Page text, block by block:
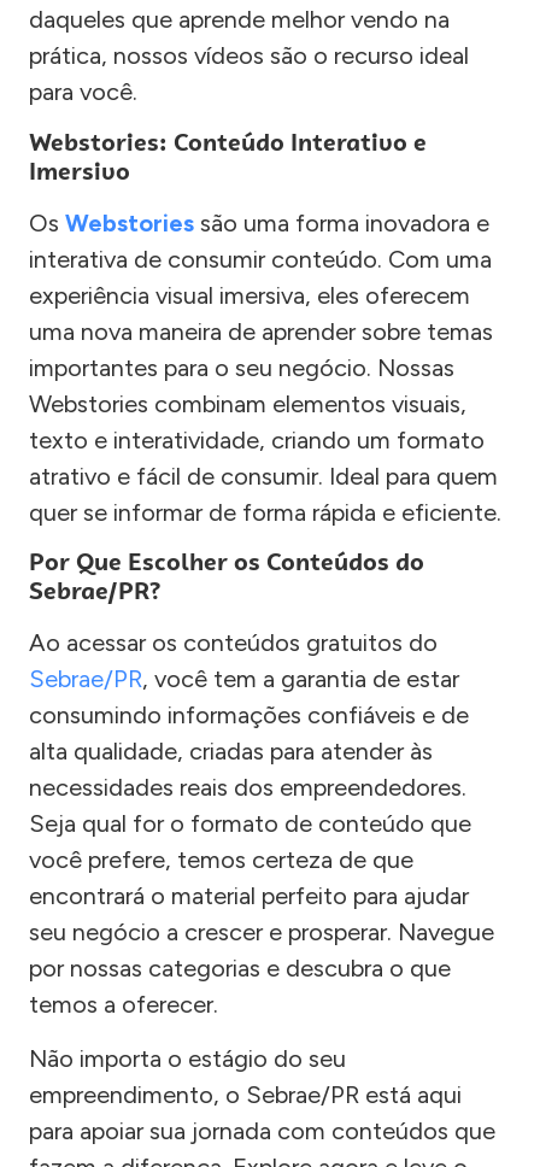
daqueles que aprende melhor vendo na
prática, nossos vídeos são o recurso ideal
para você.
Webstories: Conteúdo Interativo e
Imersivo
Os Webstories são uma forma inovadora e
interativa de consumir conteúdo. Com uma
experiência visual imersiva, eles oferecem
uma nova maneira de aprender sobre temas
importantes para o seu negócio. Nossas
Webstories combinam elementos visuais,
texto e interatividade, criando um formato
atrativo e fácil de consumir. Ideal para quem
quer se informar de forma rápida e eficiente.
Por Que Escolher os Conteúdos do
Sebrae/PR?
Ao acessar os conteúdos gratuitos do
Sebrae/PR, você tem a garantia de estar
consumindo informações confiáveis e de
alta qualidade, criadas para atender às
necessidades reais dos empreendedores.
Seja qual for o formato de conteúdo que
você prefere, temos certeza de que
encontrará o material perfeito para ajudar
seu negócio a crescer e prosperar. Navegue
por nossas categorias e descubra o que
temos a oferecer.
Não importa o estágio do seu
empreendimento, o Sebrae/PR está aqui
para apoiar sua jornada com conteúdos que